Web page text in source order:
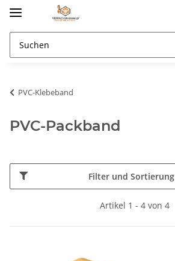
PVC-Klebeband
PVC-Packband
Filter und Sortierung
Artikel 1 - 4 von 4